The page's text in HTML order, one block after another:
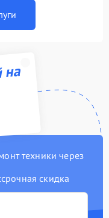
техники через
скидка